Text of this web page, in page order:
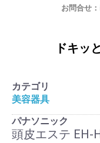
お問合せ
ドキッ
カテゴリ
美容器具
パナソニック
頭皮エステ EH-